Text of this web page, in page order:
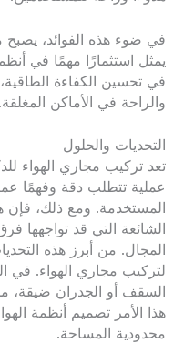
في ضوء هذه الفوائد،
يمثل استثمارًا مهمًا في
في تحسين الكفاءة
والراحة في الأماكن المغلقة.
التحديات والحلول
تعد تركيب مجاري الهواء
عملية تتطلب دقة وفهمًا
المستخدمة. ومع ذلك،
الشائعة التي قد تواجهها
المجال. من أبرز هذه
لتركيب مجاري الهواء. في
السقف أو الجدران ضيقة،
هذا الأمر تصميم أنظمة
محدودية المساحة.